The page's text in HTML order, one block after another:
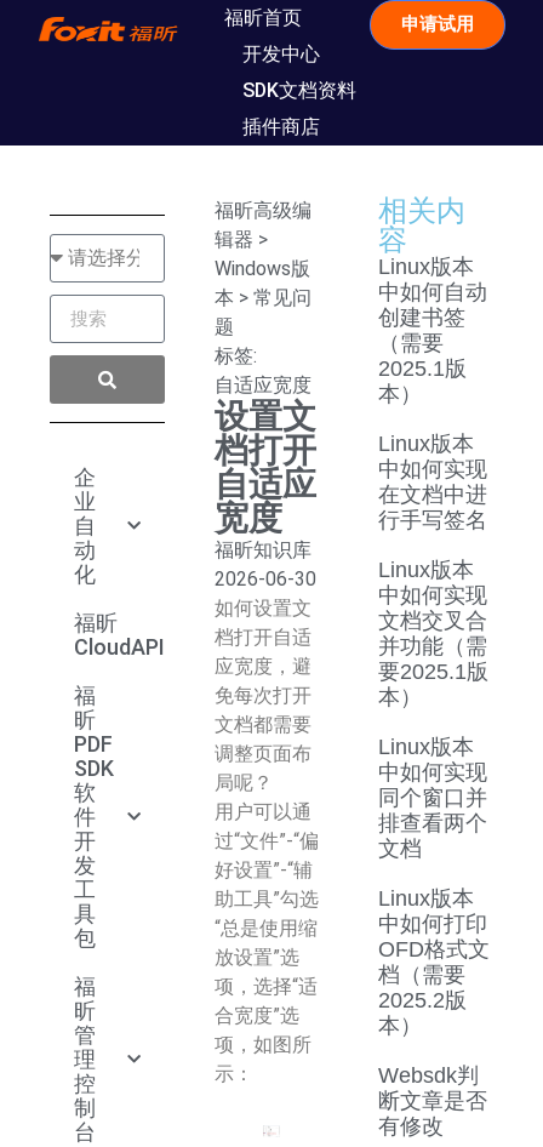
福昕首页
开发中心
SDK文档资料
插件商店
申请试用
企
业
自
动
化
福昕
CloudAPI
福
昕
PDF
SDK
软
件
开
发
工
具
包
福
昕
管
理
控
制
台
福昕高级编
辑器 >
Windows版
本 > 常见问
题
标签:
自适应宽度
设置文
档打开
自适应
宽度
福昕知识库
2026-06-30
如何设置文
档打开自适
应宽度，避
免每次打开
文档都需要
调整页面布
局呢？
用户可以通
过“文件”-“偏
好设置”-“辅
助工具”勾选
“总是使用缩
放设置”选
项，选择“适
合宽度”选
项，如图所
示：
相关内
容
Linux版本
中如何自动
创建书签
（需要
2025.1版
本）
Linux版本
中如何实现
在文档中进
行手写签名
Linux版本
中如何实现
文档交叉合
并功能（需
要2025.1版
本）
Linux版本
中如何实现
同个窗口并
排查看两个
文档
Linux版本
中如何打印
OFD格式文
档（需要
2025.2版
本）
Websdk判
断文章是否
有修改